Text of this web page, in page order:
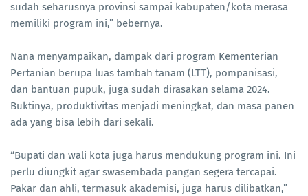
sudah seharusnya provinsi sampai kabupaten/kota merasa
memiliki program ini,” bebernya.
Nana menyampaikan, dampak dari program Kementerian
Pertanian berupa luas tambah tanam (LTT), pompanisasi,
dan bantuan pupuk, juga sudah dirasakan selama 2024.
Buktinya, produktivitas menjadi meningkat, dan masa panen
ada yang bisa lebih dari sekali.
“Bupati dan wali kota juga harus mendukung program ini. Ini
perlu diungkit agar swasembada pangan segera tercapai.
Pakar dan ahli, termasuk akademisi, juga harus dilibatkan,”